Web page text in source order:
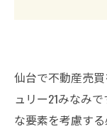
仙台で不動産売
ュリー21みなみ
な要素を考慮す